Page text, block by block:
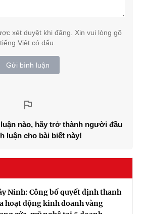
xét duyệt khi đăng. Xin vui lòng gõ
tiếng Việt có dấu.
Gửi bình luận
nào, hãy trở thành người đầu
luận cho bài biết này!
Ninh: Công bố quyết định thanh
hoạt động kinh doanh vàng